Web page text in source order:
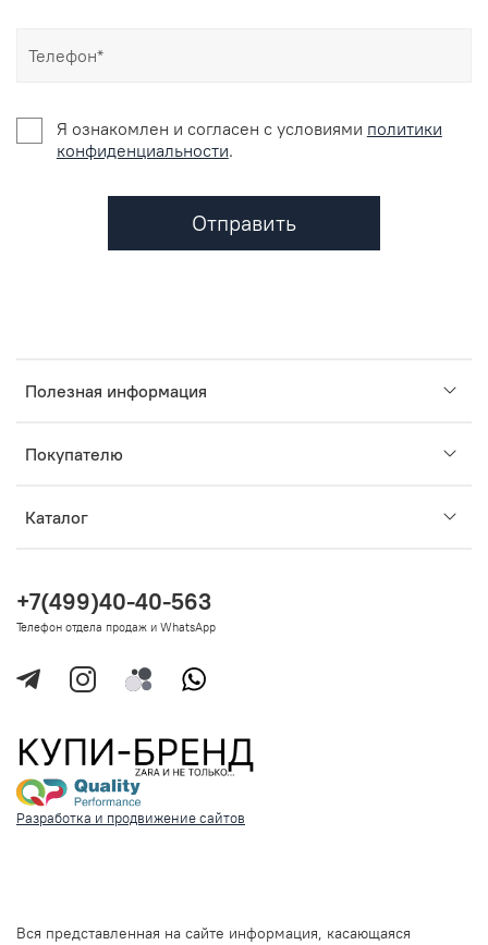
Я ознакомлен и согласен c условиями политики
конфиденциальности.
Отправить
Полезная информация
Покупателю
Каталог
+7(499)40-40-563
Телефон отдела продаж и WhatsApp
Разработка и продвижение сайтов
Вся представленная на сайте информация, касающаяся